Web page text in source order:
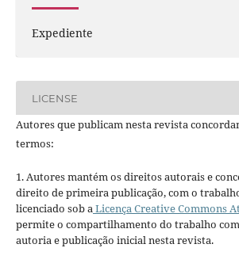
Expediente
LICENSE
Autores que publicam nesta revista
termos:
1. Autores mantém os direitos autorais e
direito de primeira publicação, com o
licenciado sob aLicença Creative Commons
permite o compartilhamento do trabalho
autoria e publicação inicial nesta revista.